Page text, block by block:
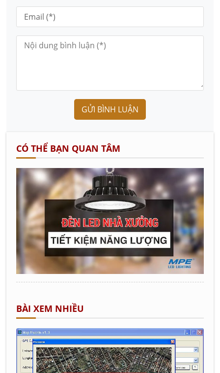
GỬI BÌNH LUẬN
CÓ THỂ BẠN QUAN TÂM
BÀI XEM NHIỀU